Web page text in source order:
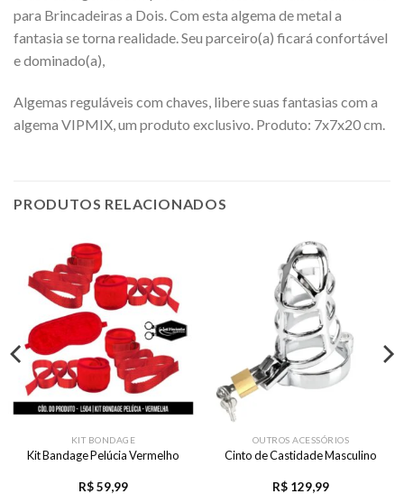
para Brincadeiras a Dois. Com esta algema de metal a
fantasia se torna realidade. Seu parceiro(a) ficará confortável
e dominado(a),
Algemas reguláveis com chaves, libere suas fantasias com a
algema VIPMIX, um produto exclusivo. Produto: 7x7x20 cm.
PRODUTOS RELACIONADOS
KIT BONDAGE
Kit Bandage Pelúcia Vermelho
R$59,99
OUTROS ACESSÓRIOS
Cinto de Castidade Masculino
R$ 129,99